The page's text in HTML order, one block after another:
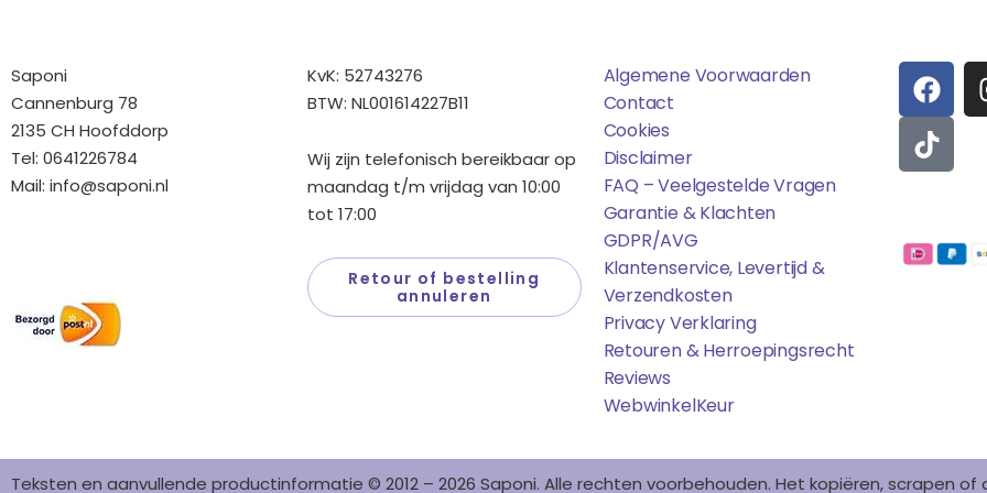
Saponi
Cannenburg 78
2135 CH Hoofddorp
Tel: 0641226784
Mail: info@saponi.nl
KvK: 52743276
BTW: NL001614227B11
Wij zijn telefonisch bereikbaar op
maandag t/m vrijdag van 10:00
tot 17:00
Retour of bestelling
annuleren
Algemene Voorwaarden
Contact
Cookies
Disclaimer
FAQ – Veelgestelde Vragen
Garantie & Klachten
GDPR/AVG
Klantenservice, Levertijd &
Verzendkosten
Privacy Verklaring
Retouren & Herroepingsrecht
Reviews
WebwinkelKEur
F
A
C
E
B
O
K
T
I
K
T
O
Teksten en aanvullende productinformatie © 2012 – 2026 Saponi. Alle rechten voorbehouden. Het kopiëren, scrapen